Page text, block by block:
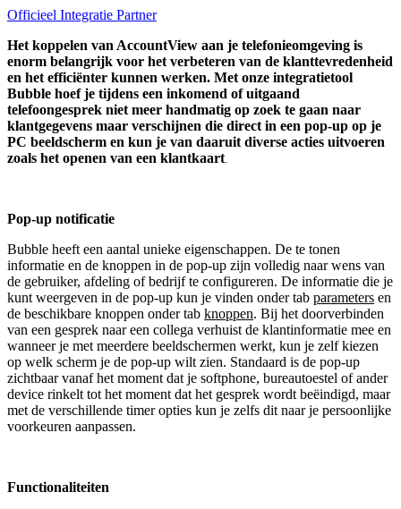
Officieel Integratie Partner
Het koppelen van AccountView aan je telefonieomgeving is
enorm belangrijk voor het verbeteren van de klanttevredenheid
en het efficiënter kunnen werken. Met onze integratietool
Bubble hoef je tijdens een inkomend of uitgaand
telefoongesprek niet meer handmatig op zoek te gaan naar
klantgegevens maar verschijnen die direct in een pop-up op je
PC beeldscherm en kun je van daaruit diverse acties uitvoeren
zoals het openen van een klantkaart.
Pop-up notificatie
Bubble heeft een aantal unieke eigenschappen. De te tonen
informatie en de knoppen in de pop-up zijn volledig naar wens van
de gebruiker, afdeling of bedrijf te configureren. De informatie die je
kunt weergeven in de pop-up kun je vinden onder tab parameters en
de beschikbare knoppen onder tab knoppen. Bij het doorverbinden
van een gesprek naar een collega verhuist de klantinformatie mee en
wanneer je met meerdere beeldschermen werkt, kun je zelf kiezen
op welk scherm je de pop-up wilt zien. Standaard is de pop-up
zichtbaar vanaf het moment dat je softphone, bureautoestel of ander
device rinkelt tot het moment dat het gesprek wordt beëindigd, maar
met de verschillende timer opties kun je zelfs dit naar je persoonlijke
voorkeuren aanpassen.
Functionaliteiten